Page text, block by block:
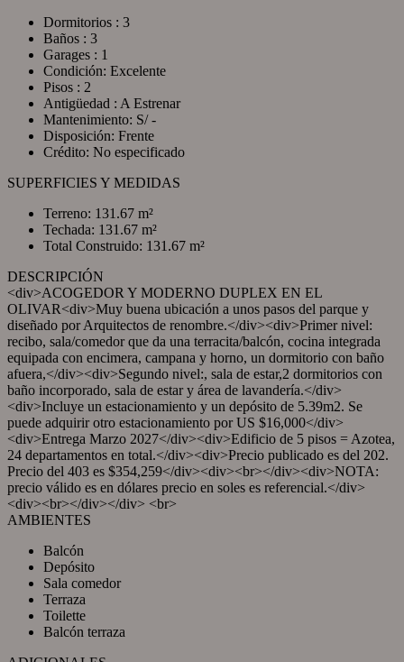
Dormitorios : 3
Baños : 3
Garages : 1
Condición: Excelente
Pisos : 2
Antigüedad : A Estrenar
Mantenimiento: S/ -
Disposición: Frente
Crédito: No especificado
SUPERFICIES Y MEDIDAS
Terreno: 131.67 m²
Techada: 131.67 m²
Total Construido: 131.67 m²
DESCRIPCIÓN
<div>ACOGEDOR Y MODERNO DUPLEX EN EL
OLIVAR<div>Muy buena ubicación a unos pasos del parque y
diseñado por Arquitectos de renombre.</div><div>Primer nivel:
recibo, sala/comedor que da una terracita/balcón, cocina integrada
equipada con encimera, campana y horno, un dormitorio con baño
afuera,</div><div>Segundo nivel:, sala de estar,2 dormitorios con
baño incorporado, sala de estar y área de lavandería.</div>
<div>Incluye un estacionamiento y un depósito de 5.39m2. Se
puede adquirir otro estacionamiento por US $16,000</div>
<div>Entrega Marzo 2027</div><div>Edificio de 5 pisos = Azotea,
24 departamentos en total.</div><div>Precio publicado es del 202.
Precio del 403 es $354,259</div><div><br></div><div>NOTA:
precio válido es en dólares precio en soles es referencial.</div>
<div><br></div></div> <br>
AMBIENTES
Balcón
Depósito
Sala comedor
Terraza
Toilette
Balcón terraza